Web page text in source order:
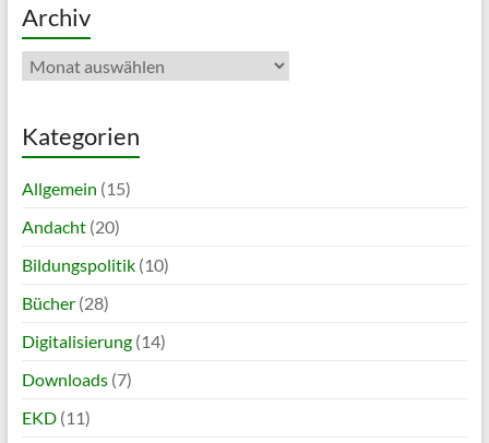
Archiv
Archiv
Kategorien
Allgemein (15)
Andacht(20)
Bildungspolitik(10)
Bücher(28)
Digitalisierung(14)
Downloads(7)
EKD(11)